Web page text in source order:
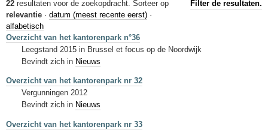
Sleutelwoorden
Stedenbouwkundige inlichtingen
22 resultaten voor de zoekopdracht. Filter de resultaten.
Sorteer op
relevantie · datum (meest recente eerst) ·
alfabetisch
Overzicht van het kantorenpark n°36
Leegstand 2015 in Brussel et focus op de Noordwijk
Bevindt zich in Nieuws
Overzicht van het kantorenpark nr 32
Vergunningen 2012
Bevindt zich in Nieuws
Overzicht van het kantorenpark nr 33